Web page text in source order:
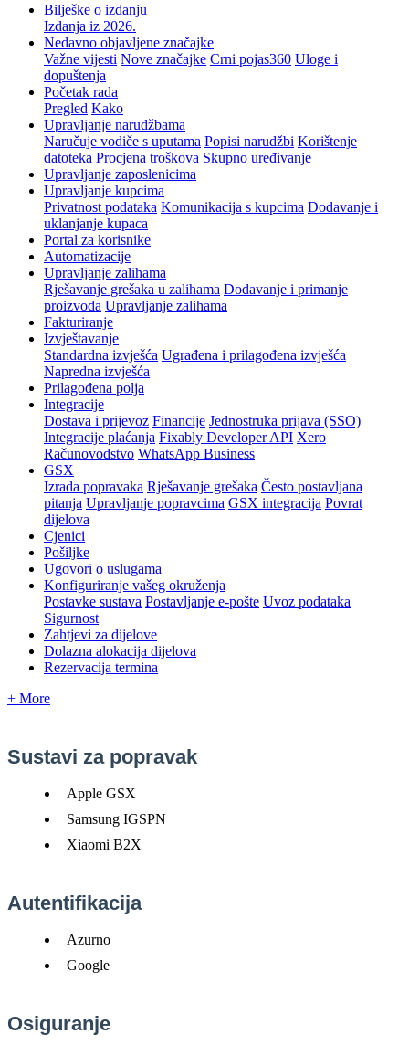
Bilješke o izdanju
Izdanja iz 2026.
Nedavno objavljene značajke
Važne vijesti Nove značajke Crni pojas360 Uloge i
dopuštenja
Početak rada
Pregled Kako
Upravljanje narudžbama
Naručuje vodiče s uputama Popisi narudžbi Korištenje
datoteka Procjena troškova Skupno uređivanje
Upravljanje zaposlenicima
Upravljanje kupcima
Privatnost podataka Komunikacija s kupcima Dodavanje i
uklanjanje kupaca
Portal za korisnike
Automatizacije
Upravljanje zalihama
Rješavanje grešaka u zalihama Dodavanje i primanje
proizvoda Upravljanje zalihama
Fakturiranje
Izvještavanje
Standardna izvješća Ugrađena i prilagođena izvješća
Napredna izvješća
Prilagođena polja
Integracije
Dostava i prijevoz Financije Jednostruka prijava (SSO)
Integracije plaćanja Fixably Developer API Xero
Računovodstvo WhatsApp Business
GSX
Izrada popravaka Rješavanje grešaka Često postavljana
pitanja Upravljanje popravcima GSX integracija Povrat
dijelova
Cjenici
Pošiljke
Ugovori o uslugama
Konfiguriranje vašeg okruženja
Postavke sustava Postavljanje e-pošte Uvoz podataka
Sigurnost
Zahtjevi za dijelove
Dolazna alokacija dijelova
Rezervacija termina
+ More
Sustavi za popravak
Apple GSX
Samsung IGSPN
Xiaomi B2X
Autentifikacija
Azurno
Google
Osiguranje